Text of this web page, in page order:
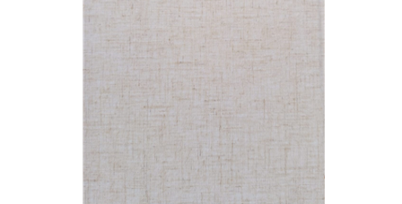
הנחת אתר ספר מודפס
$45